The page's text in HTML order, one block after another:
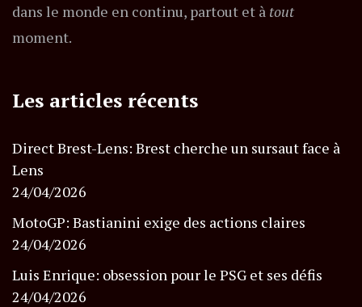
dans le monde en continu, partout et à tout
moment.
Les articles récents
Direct Brest-Lens: Brest cherche un sursaut face à
Lens
24/04/2026
MotoGP: Bastianini exige des actions claires
24/04/2026
Luis Enrique: obsession pour le PSG et ses défis
24/04/2026